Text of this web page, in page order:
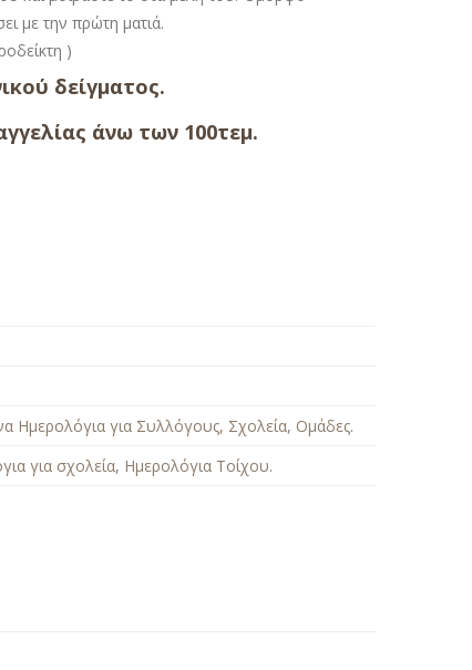
με την πρώτη ματιά.
)
δείγματος.
άνω των 100τεμ.
Ημερολόγια για Συλλόγους, Σχολεία, Ομάδες.
για σχολεία, Ημερολόγια Τοίχου.